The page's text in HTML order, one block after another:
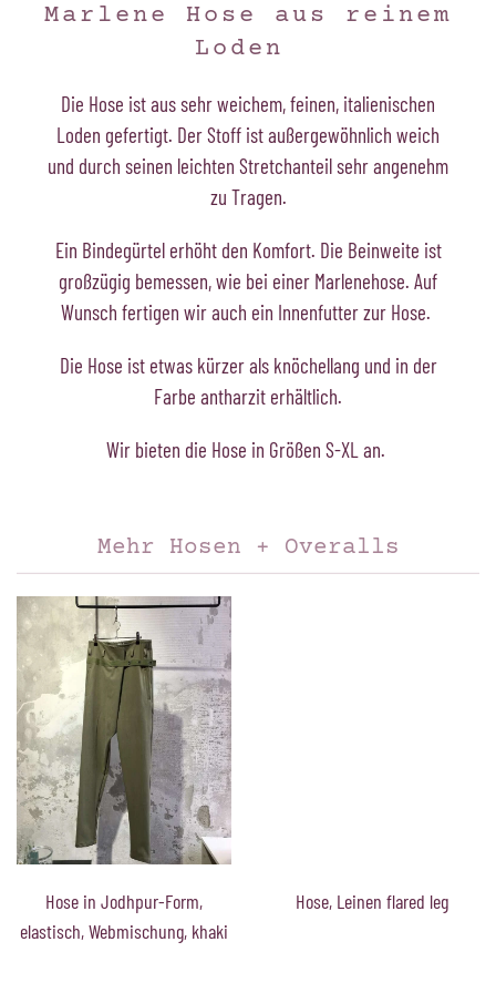
Marlene Hose aus reinem
Loden
Die Hose ist aus sehr weichem, feinen, italienischen
Loden gefertigt. Der Stoff ist außergewöhnlich weich
und durch seinen leichten Stretchanteil sehr angenehm
zu Tragen.
Ein Bindegürtel erhöht den Komfort. Die Beinweite ist
großzügig bemessen, wie bei einer Marlenehose. Auf
Wunsch fertigen wir auch ein Innenfutter zur Hose.
Die Hose ist etwas kürzer als knöchellang und in der
Farbe antharzit erhältlich.
Wir bieten die Hose in Größen S-XL an.
Mehr Hosen + Overalls
Hose in Jodhpur-Form,
elastisch, Webmischung, khaki
Hose, Leinen flared leg